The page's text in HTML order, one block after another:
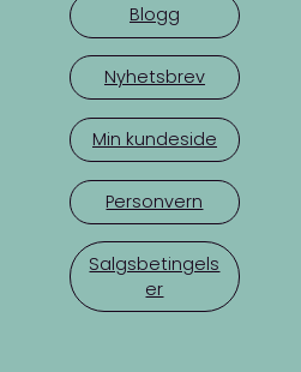
Blogg
Nyhetsbrev
Min kundeside
Personvern
Salgsbetingels
er